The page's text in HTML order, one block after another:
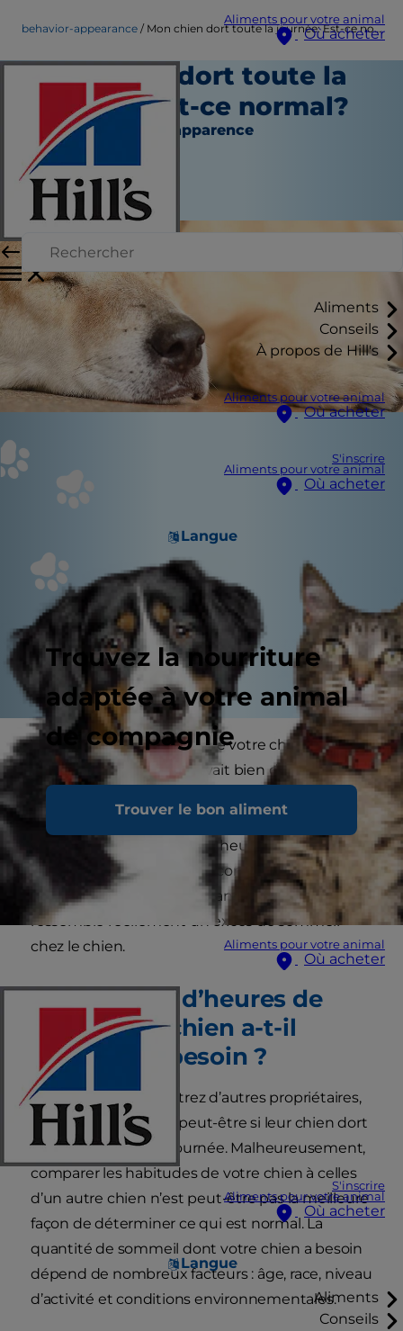
Aliments pour votre animal
Où acheter
Aliments
Conseils
À propos de Hill's
Aliments pour votre animal
Où acheter
S'inscrire
Aliments pour votre animal
Où acheter
Langue
Trouvez la nourriture
adaptée à votre animal
de compagnie
Trouver le bon aliment
Aliments pour votre animal
Où acheter
S'inscrire
Aliments pour votre animal
Où acheter
Langue
Aliments
Conseils
behavior-appearance Mon chien dort toute la journée: Est-ce normal?
Mon chien dort toute la
journée: Est-ce normal?
Comportement et apparence
Chrissie Klinger
|
Mars 02, 2022
Vous êtes-vous déjà dit que votre chien dormait
toute la journée et qu’il avait bien de la chance ?
Le chien dort effectivement plus que l’homme
et, bien que nous puissions être un peu jaloux
des siestes royales de cinq heures de nos
chiens, il est important de comprendre
pourquoi le chien dort autant et de savoir à quoi
ressemble réellement un excès de sommeil
chez le chien.
De combien d’heures de
sommeil le chien a-t-il
réellement besoin ?
Lorsque vous rencontrez d’autres propriétaires,
vous leur demandez peut-être si leur chien dort
également toute la journée. Malheureusement,
comparer les habitudes de votre chien à celles
d’un autre chien n’est peut-être pas la meilleure
façon de déterminer ce qui est normal. La
quantité de sommeil dont votre chien a besoin
dépend de nombreux facteurs : âge, race, niveau
d’activité et conditions environnementales.